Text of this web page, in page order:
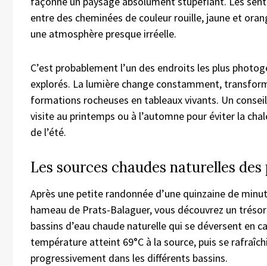
entre des cheminées de couleur rouille, jaune et
une atmosphère presque irréelle.
C’est probablement l’un des endroits les plus
explorés. La lumière change constamment,
formations rocheuses en tableaux vivants. Un
visite au printemps ou à l’automne pour éviter la
de l’été.
Les sources chaudes naturelles des
Après une petite randonnée d’une quinzaine de
hameau de Prats-Balaguer, vous découvrez un
bassins d’eau chaude naturelle qui se déversent en
température atteint 69°C à la source, puis se
progressivement dans les différents bassins.